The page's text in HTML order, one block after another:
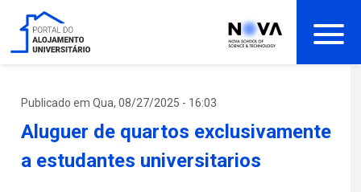
Passar
para
principal
Publicado em Qua, 08/27/2025 - 16:03
Aluguer de quartos exclusivamente
a estudantes universitarios